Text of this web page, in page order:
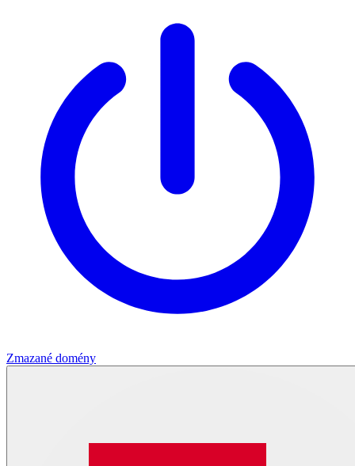
Zmazané domény